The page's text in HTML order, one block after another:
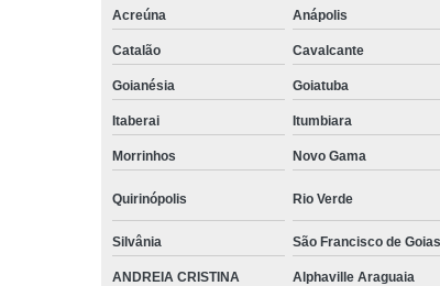
Acreúna Anápolis
Catalão Cavalcante
Goianésia Goiatuba
Itaberai Itumbiara
Morrinhos Novo Gama
Quirinópolis Rio Verde
Silvânia São Francisco de Goias
ANDREIA CRISTINA Alphaville Araguaia